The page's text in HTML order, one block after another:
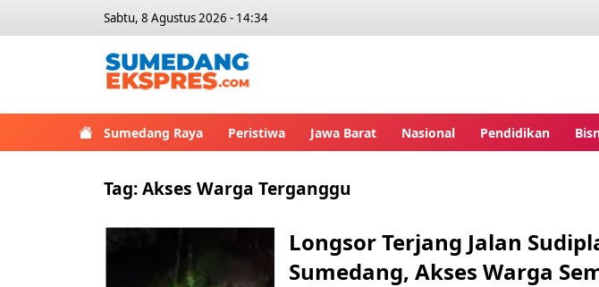
Sabtu, 8 Agustus 2026 - 14:34
Sumedang Raya Peristiwa Jawa Barat Nasional Pendidikan
Tag:Akses Warga Terganggu
Longsor Terjang Jalan
Sumedang, Akses Warga